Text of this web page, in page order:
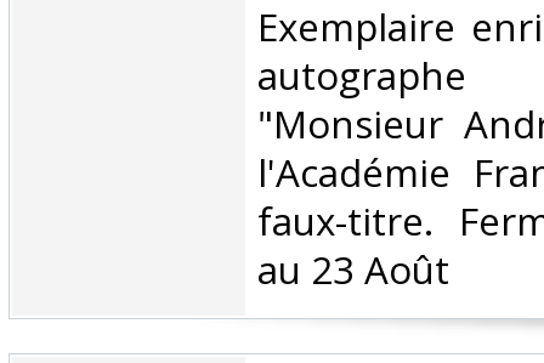
‎Exemplaire
"Monsieur
l'Académie
faux-titre.
au 23 Août‎